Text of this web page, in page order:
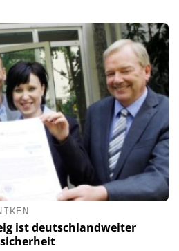
ist deutschlandweiter